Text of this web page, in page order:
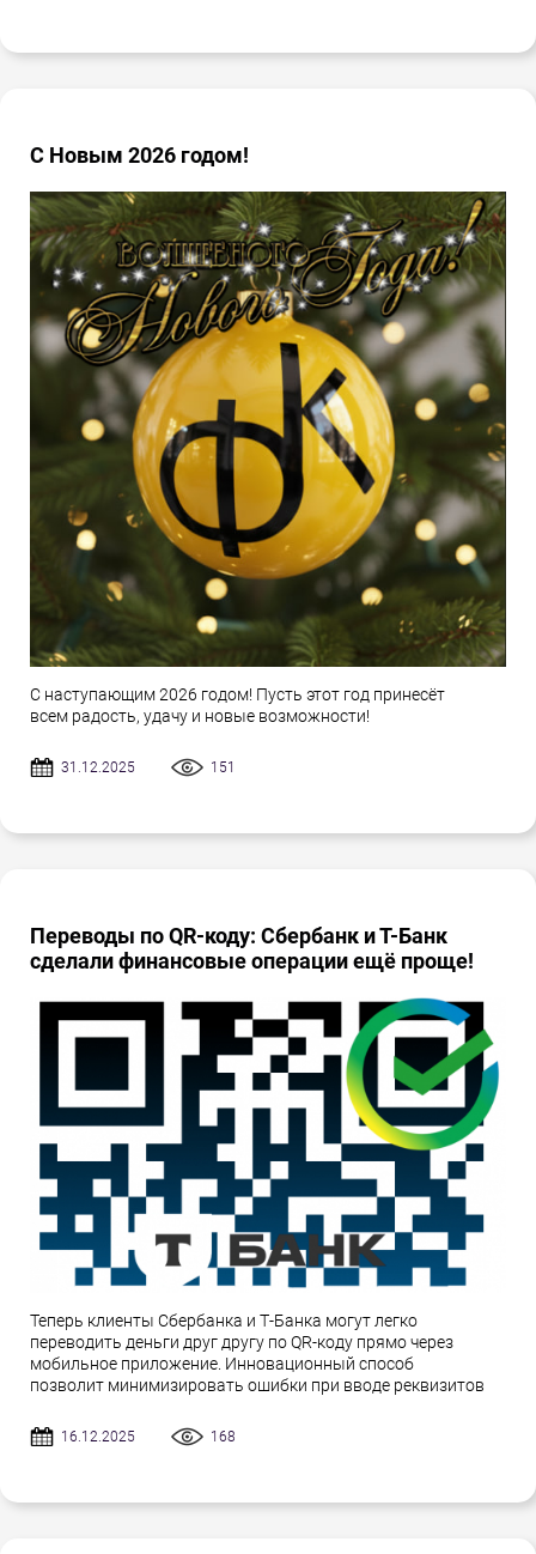
С Новым 2026 годом!
С наступающим 2026 годом! Пусть этот год принесёт
всем радость, удачу и новые возможности!
31.12.2025 151
Переводы по QR-коду: Сбербанк и Т-Банк
сделали финансовые операции ещё проще!
Теперь клиенты Сбербанка и Т-Банка могут легко
переводить деньги друг другу по QR-коду прямо через
мобильное приложение. Инновационный способ
позволит минимизировать ошибки при вводе реквизитов
16.12.2025 168